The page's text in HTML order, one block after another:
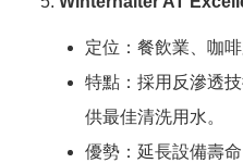
定位：餐飲業、咖
特點：採用反滲透
供最佳清洗用水。
優勢：延長設備壽